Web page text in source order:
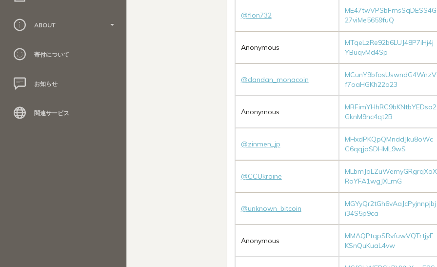
ABOUT
寄付について
お知らせ
関連サービス
@flon732
ME47twVPSbFmsSqDESS4G
27viMe5659fuQ
Anonymous
MTqeLzRe92b6LUJ48P7iHj4j
YBuqvMd4Sp
@dandan_monacoin
MCunY9bfosUswndG4WnzV
f7oaHGKh22o23
Anonymous
MRFimYHhRC9bKNtbYEDsa2
GknM9nc4qt2B
@zinmen_jp
MHxdPKQpQMnddJku8oWc
C6qqjoSDHML9wS
@CCUkraine
MLbmJoLZuWemyGRgrqXaX
RoYFA1wgJXLmG
@unknown_bitcoin
MGYyQr2tGh6vAaJcPyjnnpjbj
i34S5p9ca
Anonymous
MMAQPtqpSRvfuwVQTrtjyF
KSnQuKuaL4vw